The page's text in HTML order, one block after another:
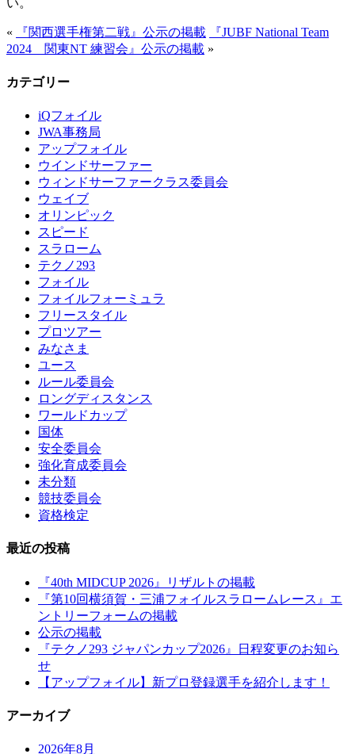
« 『関西選手権第二戦』公示の掲載
『JUBF National Team
2024 関東NT 練習会』公示の掲載 »
カテゴリー
iQフォイル
JWA事務局
アップフォイル
ウインドサーファー
ウィンドサーファークラス委員会
ウェイブ
オリンピック
スピード
スラローム
テクノ293
フォイル
フォイルフォーミュラ
フリースタイル
プロツアー
みなさま
ユース
ルール委員会
ロングディスタンス
ワールドカップ
国体
安全委員会
強化育成委員会
未分類
競技委員会
資格検定
最近の投稿
『40th MIDCUP 2026』リザルトの掲載
『第10回横須賀・三浦フォイルスラロームレース』エ
ントリーフォームの掲載
公示の掲載
『テクノ293 ジャパンカップ2026』日程変更のお知ら
せ
【アップフォイル】新プロ登録選手を紹介します！
アーカイブ
2026年8月